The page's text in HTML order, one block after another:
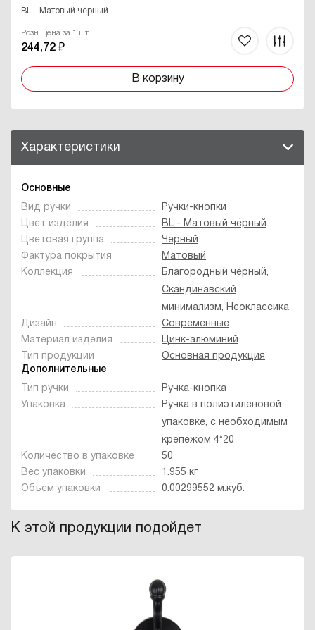
BL - Матовый чёрный
Розн. цена за 1 шт
244,72 ₽
В корзину
Характеристики
Основные
Вид ручки
Ручки-кнопки
Цвет изделия
BL - Матовый чёрный
Цветовая группа
Черный
Фактура покрытия
Матовый
Коллекция
Благородный чёрный,
Скандинавский
минимализм, Неоклассика
Дизайн
Современные
Материал изделия
Цинк-алюминий
Тип продукции
Основная продукция
Дополнительные
Тип ручки
Ручка-кнопка
Упаковка
Ручка в полиэтиленовой
упаковке, с необходимым
крепежом 4*20
Количество в упаковке
50
Вес упаковки
1.955 кг
Объем упаковки
0.00299552 м.куб.
К этой продукции подойдет